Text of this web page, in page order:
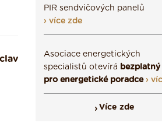
PIR sendvičových panelů
› více zde
Asociace energetických
specialistů otevírá
pro energetické poradce ›
Více zde